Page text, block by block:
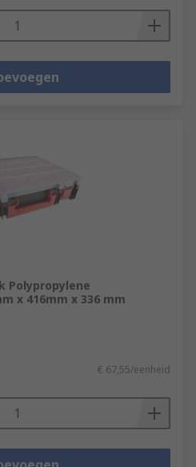
Polypropylene
x 416mm x 336 mm
€ 67,55/eenheid